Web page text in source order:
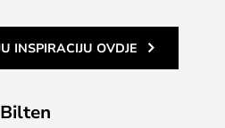
INSPIRACIJU OVDJE
Bilten